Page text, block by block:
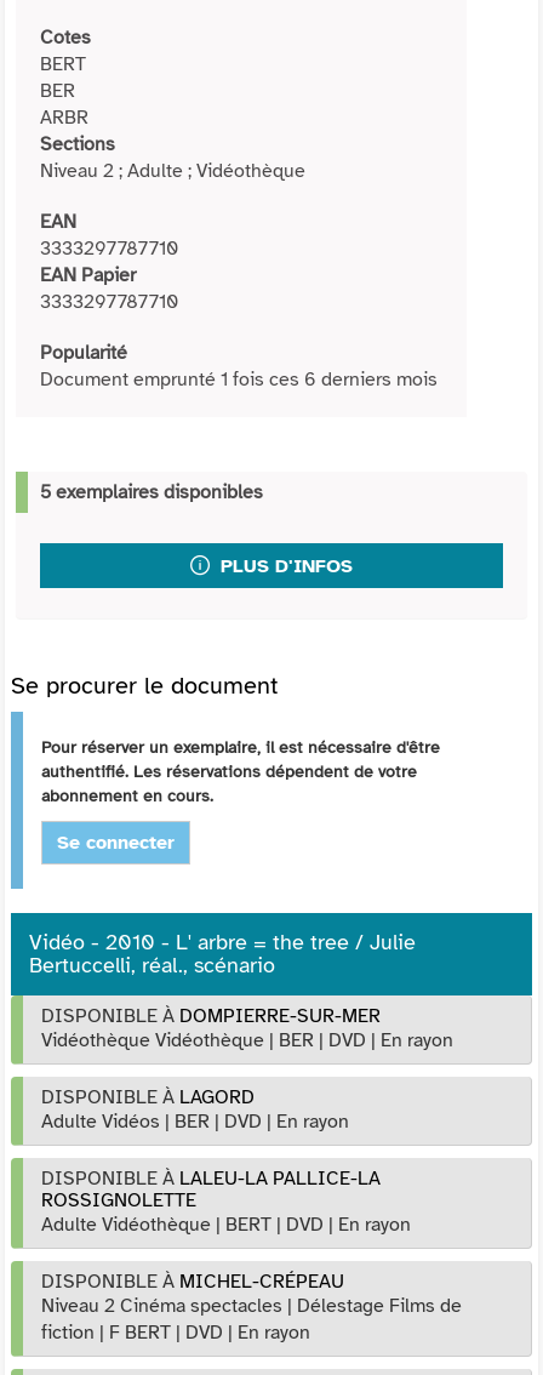
Cotes
BERT
BER
ARBR
Sections
Niveau 2 ; Adulte ; Vidéothèque
EAN
3333297787710
EAN Papier
3333297787710
Popularité
Document emprunté 1 fois ces 6 derniers mois
5 exemplaires disponibles
PLUS D'INFOS
Se procurer le document
Pour réserver un exemplaire, il est nécessaire d'être
authentifié. Les réservations dépendent de votre
abonnement en cours.
Se connecter
Vidéo - 2010 - L' arbre = the tree / Julie
Bertuccelli, réal., scénario
DISPONIBLE À DOMPIERRE-SUR-MER
Vidéothèque Vidéothèque | BER | DVD | En rayon
DISPONIBLE À LAGORD
Adulte Vidéos | BER | DVD | En rayon
DISPONIBLE À LALEU-LA PALLICE-LA
ROSSIGNOLETTE
Adulte Vidéothèque | BERT | DVD | En rayon
DISPONIBLE À MICHEL-CRÉPEAU
Niveau 2 Cinéma spectacles | Délestage Films de
fiction | F BERT | DVD | En rayon